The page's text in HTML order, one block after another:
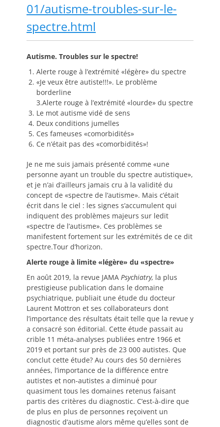
01/autisme-troubles-sur-le-
spectre.html
Autisme. Troubles sur le spectre!
Alerte rouge à l’extrémité «légère» du spectre
«Je veux être autiste!!!». Le problème
borderline
3.Alerte rouge à l’extrémité «lourde» du spectre
Le mot autisme vidé de sens
Deux conditions jumelles
Ces fameuses «comorbidités»
Ce n’était pas des «comorbidités»!
Je ne me suis jamais présenté comme «une
personne ayant un trouble du spectre autistique»,
et je n’ai d’ailleurs jamais cru à la validité du
concept de «spectre de l’autisme». Mais c’était
écrit dans le ciel : les signes s’accumulent qui
indiquent des problèmes majeurs sur ledit
«spectre de l’autisme». Ces problèmes se
manifestent fortement sur les extrémités de ce dit
spectre.Tour d’horizon.
Alerte rouge à limite «légère» du «spectre»
En août 2019, la revue JAMA Psychiatry, la plus
prestigieuse publication dans le domaine
psychiatrique, publiait une étude du docteur
Laurent Mottron et ses collaborateurs dont
l’importance des résultats était telle que la revue y
a consacré son éditorial. Cette étude passait au
crible 11 méta-analyses publiées entre 1966 et
2019 et portant sur près de 23 000 autistes. Que
conclut cette étude? Au cours des 50 dernières
années, l’importance de la différence entre
autistes et non-autistes a diminué pour
quasiment tous les domaines retenus faisant
partis des critères du diagnostic. C’est-à-dire que
de plus en plus de personnes reçoivent un
diagnostic d’autisme alors même qu’elles sont de